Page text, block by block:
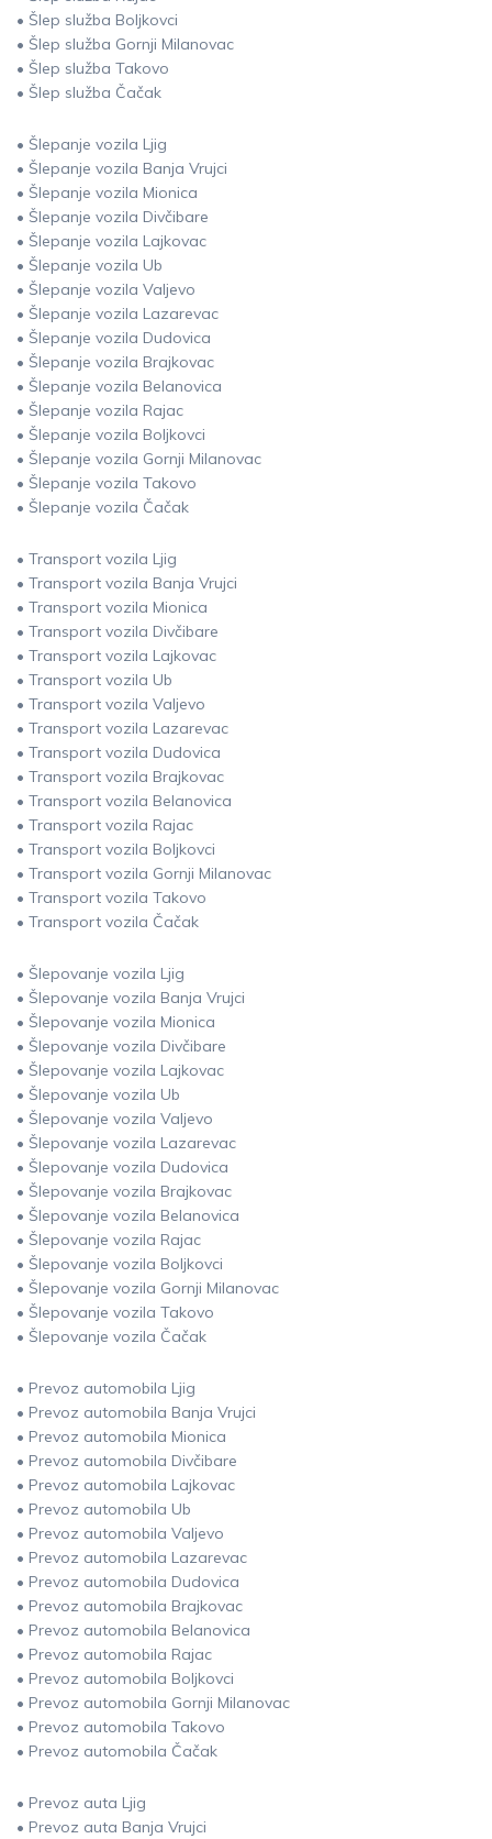
• Šlep služba Boljkovci
• Šlep služba Gornji Milanovac
• Šlep služba Takovo
• Šlep služba Čačak
• Šlepanje vozila Ljig
• Šlepanje vozila Banja Vrujci
• Šlepanje vozila Mionica
• Šlepanje vozila Divčibare
• Šlepanje vozila Lajkovac
• Šlepanje vozila Ub
• Šlepanje vozila Valjevo
• Šlepanje vozila Lazarevac
• Šlepanje vozila Dudovica
• Šlepanje vozila Brajkovac
• Šlepanje vozila Belanovica
• Šlepanje vozila Rajac
• Šlepanje vozila Boljkovci
• Šlepanje vozila Gornji Milanovac
• Šlepanje vozila Takovo
• Šlepanje vozila Čačak
• Transport vozila Ljig
• Transport vozila Banja Vrujci
• Transport vozila Mionica
• Transport vozila Divčibare
• Transport vozila Lajkovac
• Transport vozila Ub
• Transport vozila Valjevo
• Transport vozila Lazarevac
• Transport vozila Dudovica
• Transport vozila Brajkovac
• Transport vozila Belanovica
• Transport vozila Rajac
• Transport vozila Boljkovci
• Transport vozila Gornji Milanovac
• Transport vozila Takovo
• Transport vozila Čačak
• Šlepovanje vozila Ljig
• Šlepovanje vozila Banja Vrujci
• Šlepovanje vozila Mionica
• Šlepovanje vozila Divčibare
• Šlepovanje vozila Lajkovac
• Šlepovanje vozila Ub
• Šlepovanje vozila Valjevo
• Šlepovanje vozila Lazarevac
• Šlepovanje vozila Dudovica
• Šlepovanje vozila Brajkovac
• Šlepovanje vozila Belanovica
• Šlepovanje vozila Rajac
• Šlepovanje vozila Boljkovci
• Šlepovanje vozila Gornji Milanovac
• Šlepovanje vozila Takovo
• Šlepovanje vozila Čačak
• Prevoz automobila Ljig
• Prevoz automobila Banja Vrujci
• Prevoz automobila Mionica
• Prevoz automobila Divčibare
• Prevoz automobila Lajkovac
• Prevoz automobila Ub
• Prevoz automobila Valjevo
• Prevoz automobila Lazarevac
• Prevoz automobila Dudovica
• Prevoz automobila Brajkovac
• Prevoz automobila Belanovica
• Prevoz automobila Rajac
• Prevoz automobila Boljkovci
• Prevoz automobila Gornji Milanovac
• Prevoz automobila Takovo
• Prevoz automobila Čačak
• Prevoz auta Ljig
• Prevoz auta Banja Vrujci